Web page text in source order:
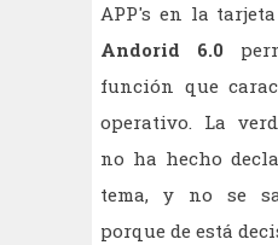
APP's en la
Andorid 6.0
función que
operativo. La
no ha hecho
tema, y no se
porque de está